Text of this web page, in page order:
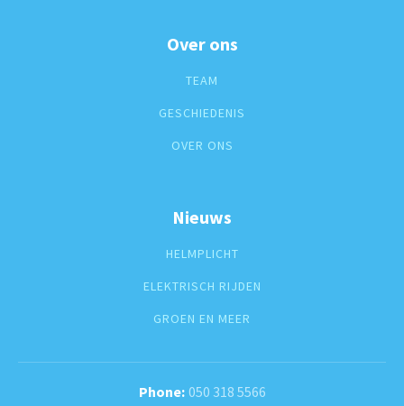
Over ons
TEAM
GESCHIEDENIS
OVER ONS
Nieuws
HELMPLICHT
ELEKTRISCH RIJDEN
GROEN EN MEER
050 318 5566